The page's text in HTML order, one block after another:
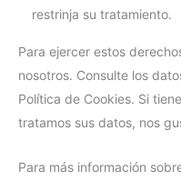
restrinja su tratamiento.
Para ejercer estos
nosotros. Consulte los
Política de Cookies. Si
tratamos sus datos, nos
Para más información